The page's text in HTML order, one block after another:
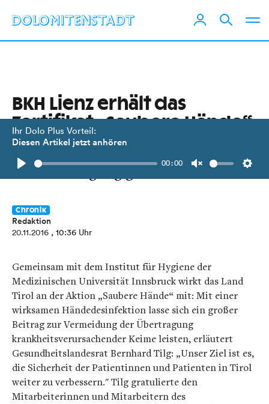
Ihr Dolo Plus Vorteil:
Diesen Artikel jetzt anhören
Play
00:00
Unmute
BKH Lienz erhält das
Zertifikat „Saubere Hände“
Aktion des Landes zur Vermeidung
der Übertragung gefährlicher Keime.
Chronik
Redaktion
20.11.2016 , 10:36 Uhr
Gemeinsam mit dem Institut für Hygiene der
Medizinischen Universität Innsbruck wirkt das Land
Tirol an der Aktion „Saubere Hände“ mit: Mit einer
wirksamen Händedesinfektion lasse sich ein großer
Beitrag zur Vermeidung der Übertragung
krankheitsverursachender Keime leisten, erläutert
Gesundheitslandesrat Bernhard Tilg: „Unser Ziel ist es,
die Sicherheit der Patientinnen und Patienten in Tirol
weiter zu verbessern." Tilg gratulierte den
Mitarbeiterinnen und Mitarbeitern des